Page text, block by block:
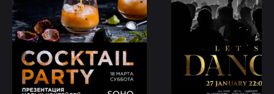
Ближайшие
события